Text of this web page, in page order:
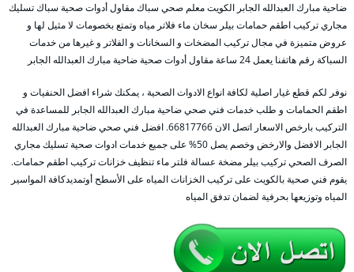
ضاحية مبارك العبدالله الجابر الكويت معلم صحي سباك مقاول أدوات صحية سباك تسليك
مجاري تركيب اطقم حمامات بيلر سخان ماء فلاتر مياه وتمتع بخصومات لا مثيل لها و
عروض متميزة في مجال تركيب المضخات و السخانات و الفلاتر و غيرها من خدمات
السباكة رقم هاتفنا يعمل 24 ساعة مقاول أدوات صحية ضاحية مبارك العبدالله الجابر
نوفر لكم قطع غيار اصلية لكافة انواع الادوات الصحية ، يمكنك شراء افضل الحنفيات و
اطقم الحمامات و طلب خدمات فني صحي ضاحية مبارك العبدالله الجابر للمساعدة في
التركيب بارخص الاسعار اتصل الان 66817766. افضل فني صحي ضاحية مبارك العبدالله
الجابر الافضل والارخض وخصم يصل 50% على جميع خدمات ادوات صحية تسليك مجاري
الصرف الصحي تركيب بيلر مضخة عسالة فلتر ماء تنظيف خزانات تركيب اطقم حمامات.
يقوم فني صحية بالكويت على تركيب الخزانات المياه على الأسطح أوتمديدكافة المواسير
المياه وتوزيعها بحرفية لضمان تدفق المياه